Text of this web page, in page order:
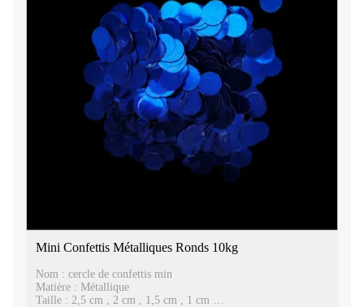
Mini Confettis Métalliques Ronds 10kg
Nom : cercle de confettis min
Matière : Métallique
Taille : 2,5 cm , 2 cm , 1,5 cm , 1 cm